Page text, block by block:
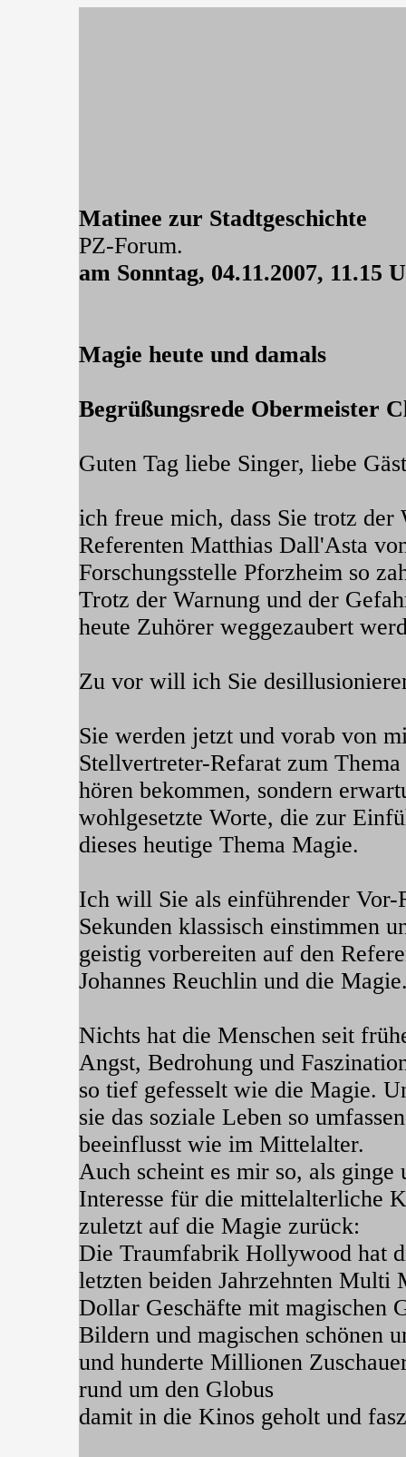
Matinee zur Stadtgeschichte
PZ-Forum.
am Sonntag, 04.11.2007, 11.15
Magie heute und damals
Begrüßungsrede Obermeister
Guten Tag liebe Singer, liebe
ich freue mich, dass Sie trotz der
Referenten Matthias Dall'Asta
Forschungsstelle Pforzheim so
Trotz der Warnung und der
heute Zuhörer weggezaubert
Zu vor will ich Sie
Sie werden jetzt und vorab von
Stellvertreter-Refarat zum
hören bekommen, sondern
wohlgesetzte Worte, die zur
dieses heutige Thema Magie.
Ich will Sie als einführender
Sekunden klassisch einstimmen
geistig vorbereiten auf den
Johannes Reuchlin und die
Nichts hat die Menschen seit
Angst, Bedrohung und
so tief gefesselt wie die Magie.
sie das soziale Leben so
beeinflusst wie im Mittelalter.
Auch scheint es mir so, als ginge
Interesse für die mittelalterliche
zuletzt auf die Magie zurück:
Die Traumfabrik Hollywood hat
letzten beiden Jahrzehnten Multi
Dollar Geschäfte mit magischen
Bildern und magischen schönen
und hunderte Millionen
rund um den Globus
damit in die Kinos geholt und